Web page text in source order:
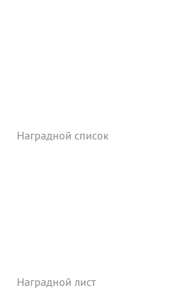
Наградной список
Наградной лист